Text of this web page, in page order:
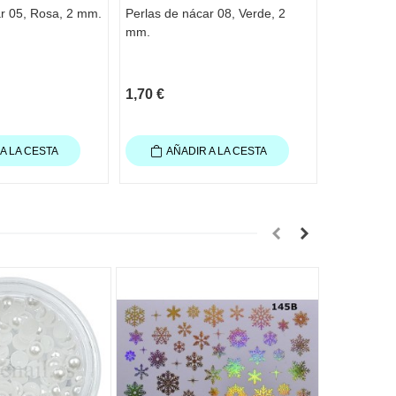
05, Rosa, 2 mm.
LA CESTA
Perlas de nácar 08, Verde, 2
mm.
1,70 €
AÑADIR A LA CESTA